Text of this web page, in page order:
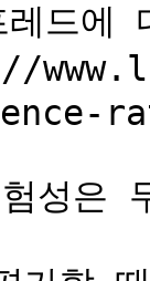
드에
성은